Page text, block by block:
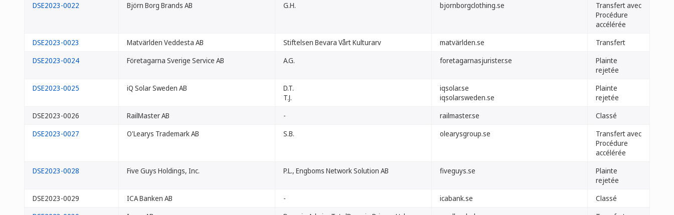
DSE2023-0022
Björn Borg Brands AB G.H. bjornborgclothing.se
Transfert avec
Procédure
accélérée
DSE2023-0023
Matvärlden Veddesta AB Stiftelsen Bevara Vårt Kulturarv matvärlden.se
Transfert
DSE2023-0024
Företagarna Sverige Service AB A.G. foretagarnasjurister.se
Plainte
rejetée
DSE2023-0025
iQ Solar Sweden AB
D.T.
T.J.
iqsolar.se
iqsolarsweden.se
Plainte
rejetée
DSE2023-0026
RailMaster AB - railmaster.se
Classé
DSE2023-0027
O'Learys Trademark AB S.B. olearysgroup.se
Transfert avec
Procédure
accélérée
DSE2023-0028
Five Guys Holdings, Inc. P.L., Engboms Network Solution AB fiveguys.se
Plainte
rejetée
DSE2023-0029
ICA Banken AB - icabank.se
Classé